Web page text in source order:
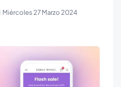
Miércoles 27 Marzo 2024